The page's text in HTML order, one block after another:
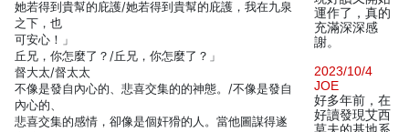
她若得到貴幫的庇護/她若得到貴幫的庇護，我在九泉
之下，也
可安心！」
丘兄，你怎麼了？/丘兄，你怎麼了？」
督大太/督太太
不像是發自內心的、悲喜交集的的神態。/不像是發自
內心的、
悲喜交集的感情，卻像是個奸猾的人。當他圖謀得遂
運作了，真的
充滿深深感
謝。
2023/10/4
JOE
好多年前，在
好讀發現艾西